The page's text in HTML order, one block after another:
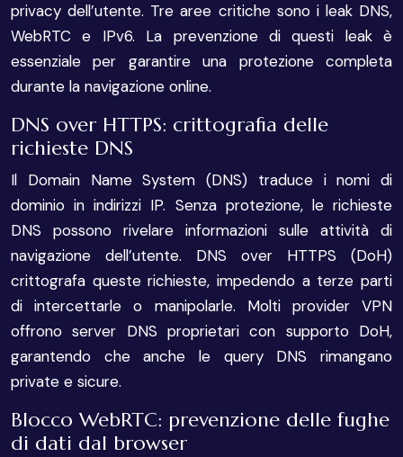
privacy dell’utente. Tre aree critiche sono i leak DNS,
WebRTC e IPv6. La prevenzione di questi leak è
essenziale per garantire una protezione completa
durante la navigazione online.
DNS over HTTPS: crittografia delle
richieste DNS
Il Domain Name System (DNS) traduce i nomi di
dominio in indirizzi IP. Senza protezione, le richieste
DNS possono rivelare informazioni sulle attività di
navigazione dell’utente. DNS over HTTPS (DoH)
crittografa queste richieste, impedendo a terze parti
di intercettarle o manipolarle. Molti provider VPN
offrono server DNS proprietari con supporto DoH,
garantendo che anche le query DNS rimangano
private e sicure.
Blocco WebRTC: prevenzione delle fughe
di dati dal browser